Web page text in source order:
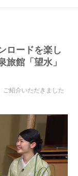
ロードを楽し
旅館「望水」
ご紹介いただきました